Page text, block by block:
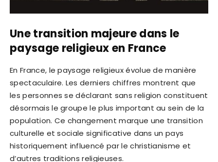
Une transition majeure dans le
paysage religieux en France
En France, le paysage religieux évolue de manière
spectaculaire. Les derniers chiffres montrent que
les personnes se déclarant sans religion constituent
désormais le groupe le plus important au sein de la
population. Ce changement marque une transition
culturelle et sociale significative dans un pays
historiquement influencé par le christianisme et
d’autres traditions religieuses.